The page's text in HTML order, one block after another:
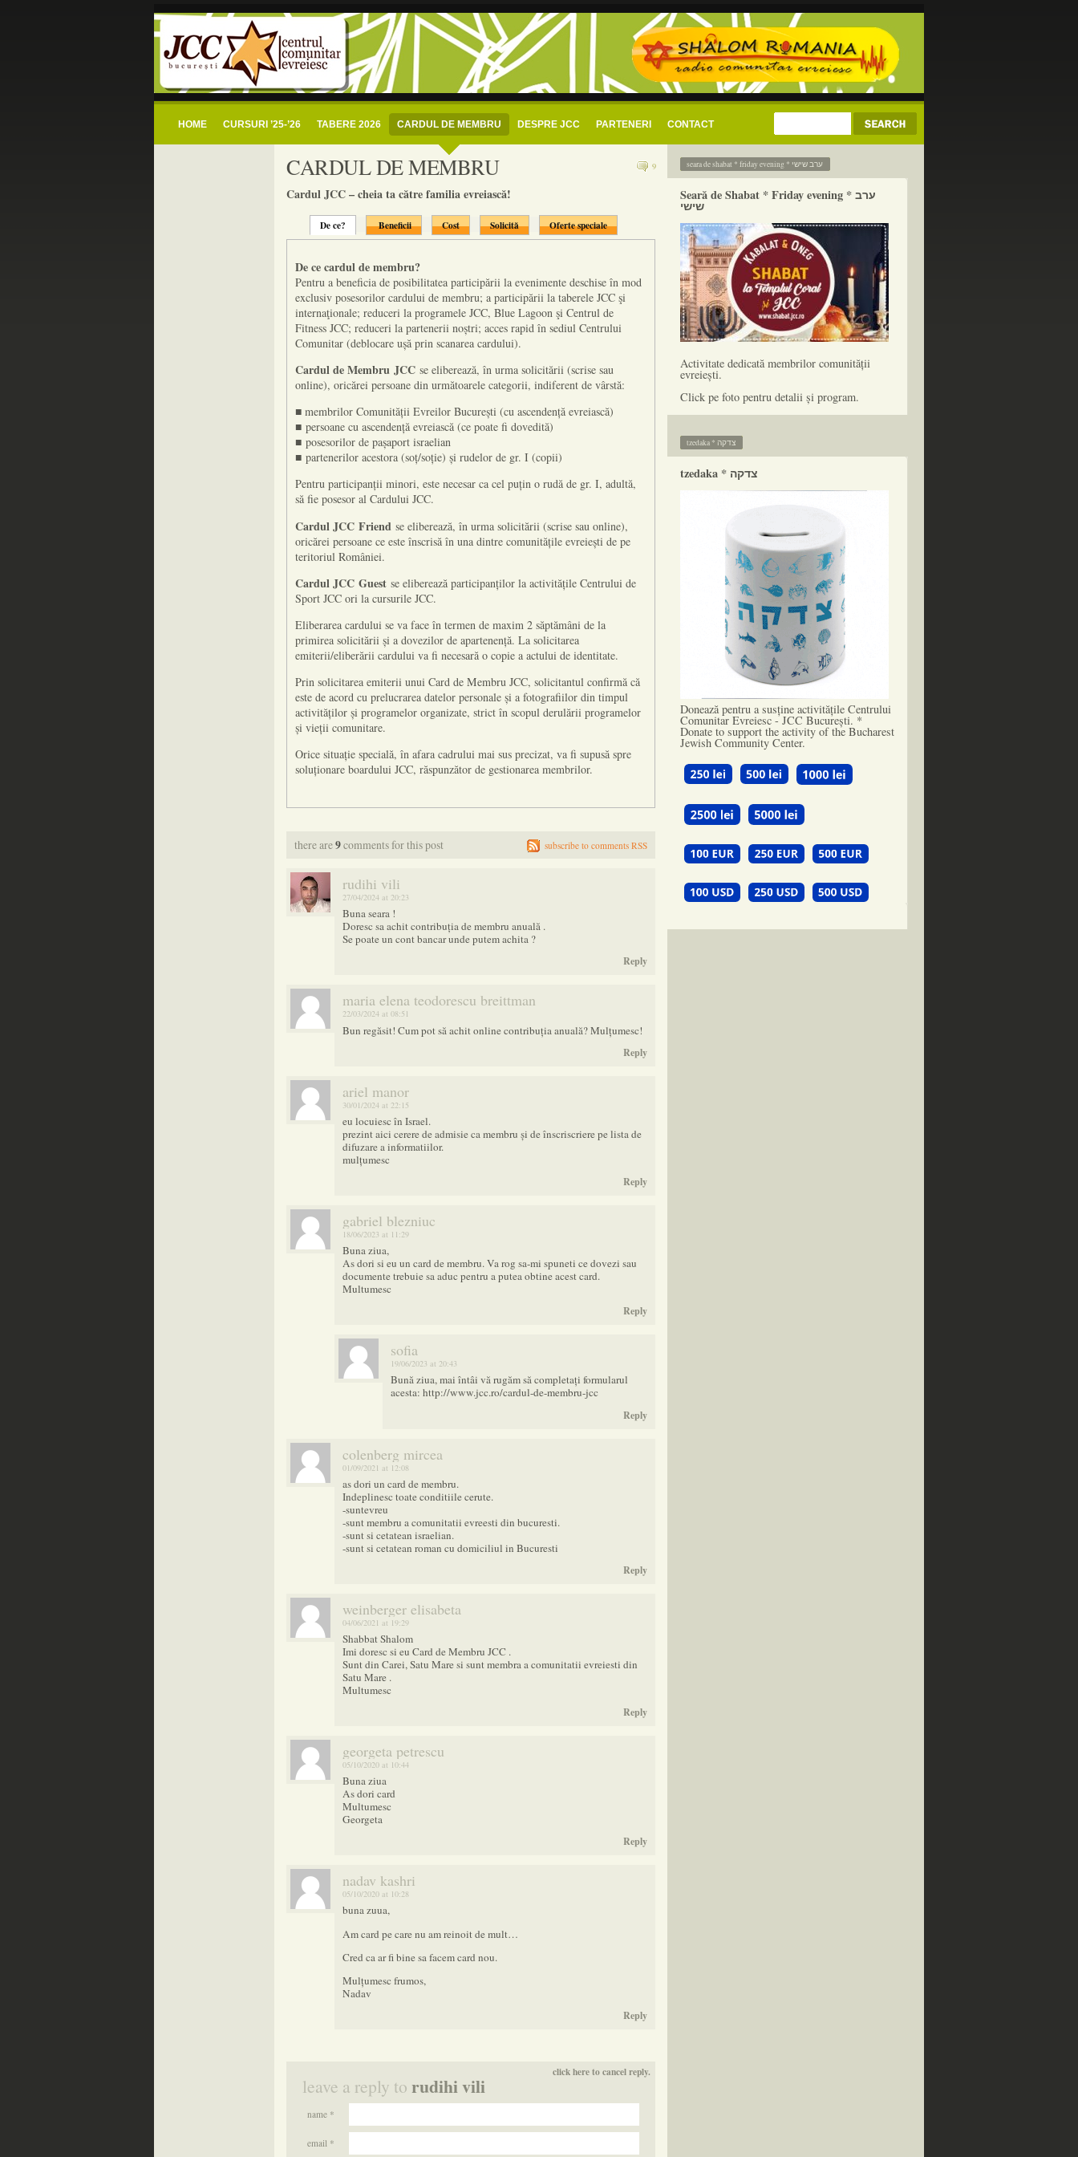
centrul comunitar evreiesc bucuresti
jcc bucuresti – centrul comunitar evreiesc si radio shalom romania – radio comunitar evreiesc
HOME CURSURI ’25-’26 TABERE 2026 CARDUL DE MEMBRU DESPRE JCC PARTENERI CONTACT
CARDUL DE MEMBRU 9
Cardul JCC – cheia ta către familia evreiască!
De ce? Beneficii Cost Solicită Oferte speciale
De ce cardul de membru?
Pentru a beneficia de posibilitatea participării la evenimente deschise în mod
exclusiv posesorilor cardului de membru; a participării la taberele JCC şi
internaţionale; reduceri la programele JCC, Blue Lagoon şi Centrul de
Fitness JCC; reduceri la partenerii noștri; acces rapid în sediul Centrului
Comunitar (deblocare ușă prin scanarea cardului).
Cardul de Membru JCC se eliberează, în urma solicitării (scrise sau
online), oricărei persoane din următoarele categorii, indiferent de vârstă:
■ membrilor Comunității Evreilor București (cu ascendență evreiască)
■ persoane cu ascendență evreiască (ce poate fi dovedită)
■ posesorilor de pașaport israelian
■ partenerilor acestora (soț/soție) și rudelor de gr. I (copii)
Pentru participanții minori, este necesar ca cel puțin o rudă de gr. I, adultă,
să fie posesor al Cardului JCC.
Cardul JCC Friend se eliberează, în urma solicitării (scrise sau online),
oricărei persoane ce este înscrisă în una dintre comunitățile evreiești de pe
teritoriul României.
Cardul JCC Guest se eliberează participanților la activitățile Centrului de
Sport JCC ori la cursurile JCC.
Eliberarea cardului se va face în termen de maxim 2 săptămâni de la
primirea solicitării și a dovezilor de apartenență. La solicitarea
emiterii/eliberării cardului va fi necesară o copie a actului de identitate.
Prin solicitarea emiterii unui Card de Membru JCC, solicitantul confirmă că
este de acord cu prelucrarea datelor personale și a fotografiilor din timpul
activităților și programelor organizate, strict în scopul derulării programelor
și vieții comunitare.
Orice situație specială, în afara cadrului mai sus precizat, va fi supusă spre
soluționare boardului JCC, răspunzător de gestionarea membrilor.
subscribe to comments RSS
there are9comments for this post
rudihi vili
27/04/2024 at 20:23
Buna seara !
Doresc sa achit contribuția de membru anuală .
Se poate un cont bancar unde putem achita ?
Reply
maria elena teodorescu breittman
22/03/2024 at 08:51
Bun regăsit! Cum pot să achit online contribuția anuală? Mulțumesc!
Reply
ariel manor
30/01/2024 at 22:15
eu locuiesc în Israel.
prezint aici cerere de admisie ca membru și de înscriscriere pe lista de
difuzare a informatiilor.
mulțumesc
Reply
gabriel blezniuc
18/06/2023 at 11:29
Buna ziua,
As dori si eu un card de membru. Va rog sa-mi spuneti ce dovezi sau
documente trebuie sa aduc pentru a putea obtine acest card.
Multumesc
Reply
sofia
19/06/2023 at 20:43
Bună ziua, mai întâi vă rugăm să completați formularul
acesta: http://www.jcc.ro/cardul-de-membru-jcc
Reply
colenberg mircea
01/09/2021 at 12:08
as dori un card de membru.
Indeplinesc toate conditiile cerute.
-suntevreu
-sunt membru a comunitatii evreesti din bucuresti.
-sunt si cetatean israelian.
-sunt si cetatean roman cu domiciliul in Bucuresti
Reply
weinberger elisabeta
04/06/2021 at 19:29
Shabbat Shalom
Imi doresc si eu Card de Membru JCC .
Sunt din Carei, Satu Mare si sunt membra a comunitatii evreiesti din
Satu Mare .
Multumesc
Reply
georgeta petrescu
05/10/2020 at 10:44
Buna ziua
As dori card
Multumesc
Georgeta
Reply
nadav kashri
05/10/2020 at 10:28
buna zuua,
Am card pe care nu am reinoit de mult…
Cred ca ar fi bine sa facem card nou.
Mulțumesc frumos,
Nadav
Reply
leave a reply to rudihi vili
click here to cancel reply.
name *
email *
seara de shabat * friday evening * ערב שישי
Seară de Shabat * Friday evening * ערב
שישי
Activitate dedicată membrilor comunității
evreiești.
Click pe foto pentru detalii și program.
tzedaka * צדקה
tzedaka * צדקה
Donează pentru a susține activitățile Centrului
Comunitar Evreiesc - JCC București. *
Donate to support the activity of the Bucharest
Jewish Community Center.